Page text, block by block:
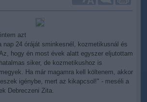
azt
nap 24 óráját sminkesnél, kozmetikusnál és
hogy én most évek alatt egyszer eljutottam
siker, de kozmetikushoz is
Ha már magamra kell költenem, akkor
igénybe, mert az kikapcsol!" - meséli a
Debreczeni Zita.